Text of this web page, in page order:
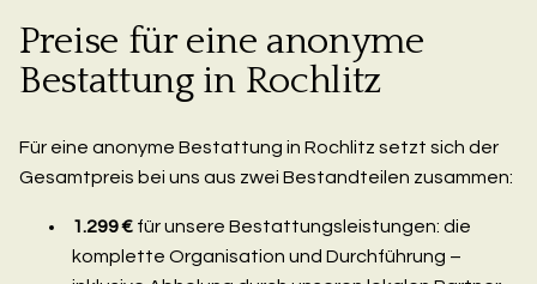
Preise für eine anonyme
Bestattung in Rochlitz
Für eine anonyme Bestattung in Rochlitz setzt sich der
Gesamtpreis bei uns aus zwei Bestandteilen zusammen:
1.299 € für unsere Bestattungsleistungen: die
komplette Organisation und Durchführung –